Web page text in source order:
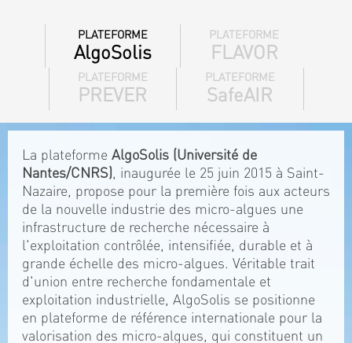
PLATEFORME
AlgoSolis
PLATEFORME
FLAVOR
PLATEFORME
PREVER
PLATEFORME
SafeAIR
La plateforme AlgoSolis (Université de
Nantes/CNRS), inaugurée le 25 juin 2015 à Saint-
Nazaire, propose pour la première fois aux acteurs
de la nouvelle industrie des micro-algues une
infrastructure de recherche nécessaire à
l'exploitation contrôlée, intensifiée, durable et à
grande échelle des micro-algues. Véritable trait
d'union entre recherche fondamentale et
exploitation industrielle, AlgoSolis se positionne
en plateforme de référence internationale pour la
valorisation des micro-algues, qui constituent un